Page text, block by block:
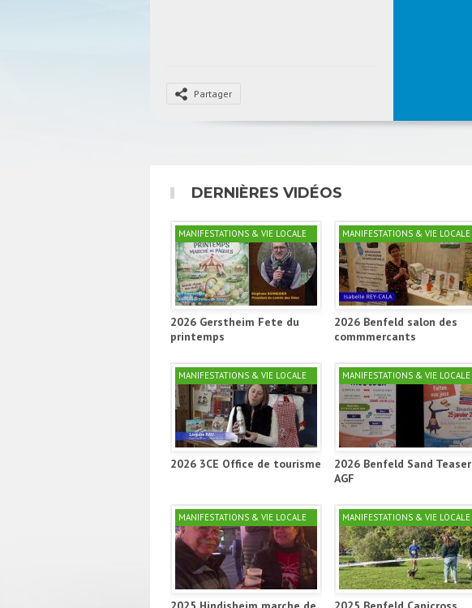
Partager
DERNIÈRES VIDÉOS
MANIFESTATIONS & VIE LOCALE
2026 Gerstheim Fete du
printemps
MANIFESTATIONS & VIE LOCALE
2026 Benfeld salon des
commmercants
MANIFESTATIONS & VIE LOCALE
2026 3CE Office de tourisme
MANIFESTATIONS & VIE LOCALE
2026 Benfeld Sand Teaser
AGF
MANIFESTATIONS & VIE LOCALE MANIFESTATIONS & VIE LOCALE